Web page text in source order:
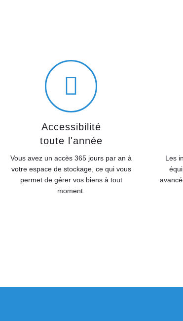
Accessibilité
toute l'année
Vous avez un accès 365 jours par an à
votre espace de stockage, ce qui vous
permet de gérer vos biens à tout
moment.
Les